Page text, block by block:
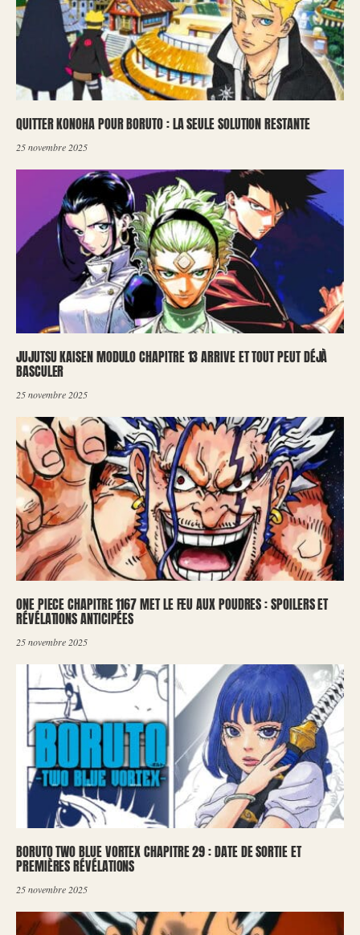
QUITTER KONOHA POUR BORUTO : LA SEULE SOLUTION RESTANTE
25 novembre 2025
JUJUTSU KAISEN MODULO CHAPITRE 13 ARRIVE ET TOUT PEUT DÉJÀ
BASCULER
25 novembre 2025
ONE PIECE CHAPITRE 1167 MET LE FEU AUX POUDRES : SPOILERS ET
RÉVÉLATIONS ANTICIPÉES
25 novembre 2025
BORUTO TWO BLUE VORTEX CHAPITRE 29 : DATE DE SORTIE ET
PREMIÈRES RÉVÉLATIONS
25 novembre 2025